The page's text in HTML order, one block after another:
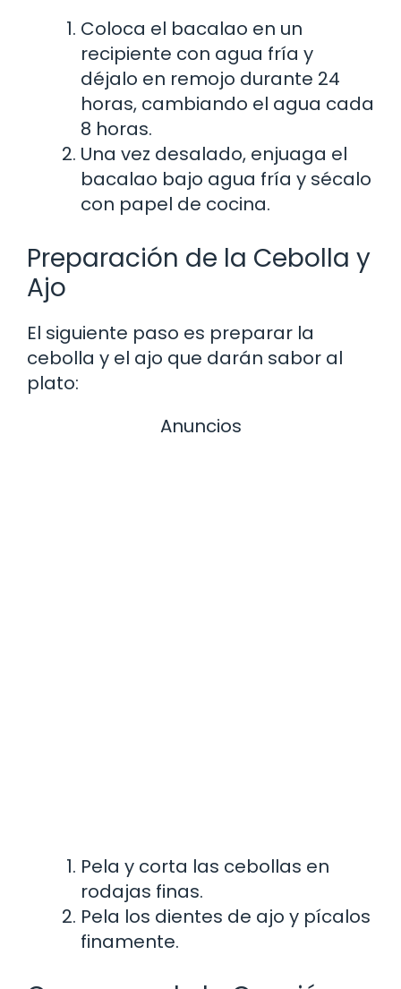
Coloca el bacalao en un
recipiente con agua fría y
déjalo en remojo durante 24
horas, cambiando el agua cada
8 horas.
Una vez desalado, enjuaga el
bacalao bajo agua fría y sécalo
con papel de cocina.
Preparación de la Cebolla y
Ajo
El siguiente paso es preparar la
cebolla y el ajo que darán sabor al
plato:
Anuncios
Pela y corta las cebollas en
rodajas finas.
Pela los dientes de ajo y pícalos
finamente.